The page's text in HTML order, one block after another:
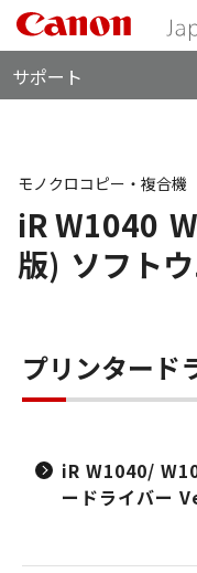
サポート
iR W1040
版) ソフト
モノクロコピー・複合機
プリンタード
iR W1040/
ードライバー